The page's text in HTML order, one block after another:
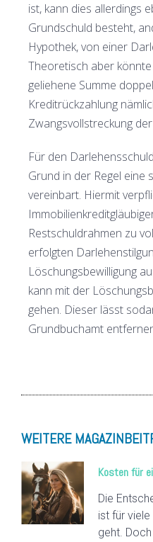
ist, kann dies allerdings
Grundschuld besteht,
Hypothek, von einer
Theoretisch aber
geliehene Summe
Kreditrückzahlung
Zwangsvollstreckung
Für den
Grund in der Regel eine
vereinbart. Hiermit
Restschuldrahmen zu
erfolgten
Löschungsbewilligung
kann mit der
gehen. Dieser lässt
Grundbuchamt
WEITERE
Kosten für
Die
ist für viele
geht.